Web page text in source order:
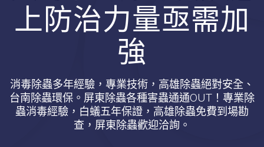
上防治力量亟需加
強
消毒除蟲多年經驗，專業技術，高雄除蟲絕對安全、
台南除蟲環保。屏東除蟲各種害蟲通通OUT！專業除
蟲消毒經驗，白蟻五年保證，高雄除蟲免費到場勘
查，屏東除蟲歡迎洽詢。